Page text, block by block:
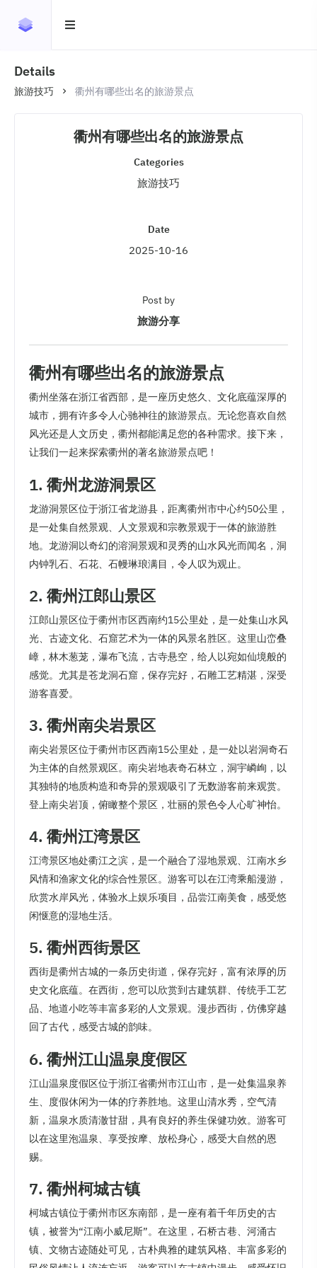
Details
旅游技巧 衢州有哪些出名的旅游景点
衢州有哪些出名的旅游景点
Categories
旅游技巧
Date
2025-10-16
Post by
旅游分享
衢州有哪些出名的旅游景点
衢州坐落在浙江省西部，是一座历史悠久、文化底蕴深厚的
城市，拥有许多令人心驰神往的旅游景点。无论您喜欢自然
风光还是人文历史，衢州都能满足您的各种需求。接下来，
让我们一起来探索衢州的著名旅游景点吧！
1. 衢州龙游洞景区
龙游洞景区位于浙江省龙游县，距离衢州市中心约50公里，
是一处集自然景观、人文景观和宗教景观于一体的旅游胜
地。龙游洞以奇幻的溶洞景观和灵秀的山水风光而闻名，洞
内钟乳石、石花、石幔琳琅满目，令人叹为观止。
2. 衢州江郎山景区
江郎山景区位于衢州市区西南约15公里处，是一处集山水风
光、古迹文化、石窟艺术为一体的风景名胜区。这里山峦叠
嶂，林木葱茏，瀑布飞流，古寺悬空，给人以宛如仙境般的
感觉。尤其是苍龙洞石窟，保存完好，石雕工艺精湛，深受
游客喜爱。
3. 衢州南尖岩景区
南尖岩景区位于衢州市区西南15公里处，是一处以岩洞奇石
为主体的自然景观区。南尖岩地表奇石林立，洞宇嶙峋，以
其独特的地质构造和奇异的景观吸引了无数游客前来观赏。
登上南尖岩顶，俯瞰整个景区，壮丽的景色令人心旷神怡。
4. 衢州江湾景区
江湾景区地处衢江之滨，是一个融合了湿地景观、江南水乡
风情和渔家文化的综合性景区。游客可以在江湾乘船漫游，
欣赏水岸风光，体验水上娱乐项目，品尝江南美食，感受悠
闲惬意的湿地生活。
5. 衢州西街景区
西街是衢州古城的一条历史街道，保存完好，富有浓厚的历
史文化底蕴。在西街，您可以欣赏到古建筑群、传统手工艺
品、地道小吃等丰富多彩的人文景观。漫步西街，仿佛穿越
回了古代，感受古城的韵味。
6. 衢州江山温泉度假区
江山温泉度假区位于浙江省衢州市江山市，是一处集温泉养
生、度假休闲为一体的疗养胜地。这里山清水秀，空气清
新，温泉水质清澈甘甜，具有良好的养生保健功效。游客可
以在这里泡温泉、享受按摩、放松身心，感受大自然的恩
赐。
7. 衢州柯城古镇
柯城古镇位于衢州市区东南部，是一座有着千年历史的古
镇，被誉为“江南小威尼斯”。在这里，石桥古巷、河涌古
镇、文物古迹随处可见，古朴典雅的建筑风格、丰富多彩的